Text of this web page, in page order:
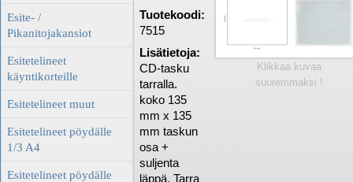
Esite- /
Pikanitojakansiot
Esitetelineet
käyntikorteille
Esitetelineet muut
Esitetelineet pöydälle
1/3 A4
Esitetelineet pöydälle
Klikkaa kuvaa
suuremmaksi !
Tuotekoodi:
7515
Lisätietoja:
CD-tasku
tarralla.
koko 135
mm x 135
mm taskun
osa +
suljenta
läppä. Tarra